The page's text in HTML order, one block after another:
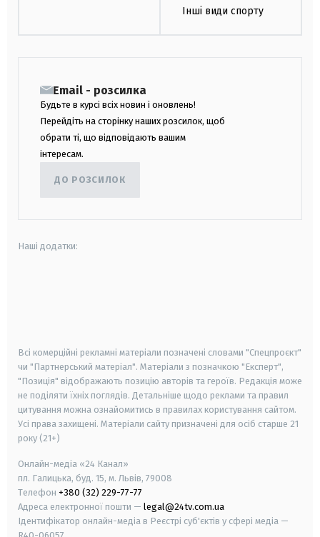
Інші види спорту
Email - розсилка
Будьте в курсі всіх новин і оновлень!
Перейдіть на сторінку наших розсилок, щоб
обрати ті, що відповідають вашим
інтересам.
ДО РОЗСИЛОК
Наші додатки:
Всі комерційні рекламні матеріали позначені словами "Спецпроєкт"
чи "Партнерський матеріал". Матеріали з позначкою "Експерт",
"Позиція" відображають позицію авторів та героїв. Редакція може
не поділяти їхніх поглядів. Детальніше щодо реклами та правил
цитування можна ознайомитись в правилах користування сайтом.
Усі права захищені. Матеріали сайту призначені для осіб старше 21
року (21+)
Онлайн-медіа «24 Канал»
пл. Галицька, буд. 15, м. Львів, 79008
Телефон +380 (32) 229-77-77
Адреса електронної пошти — legal@24tv.com.ua
Ідентифікатор онлайн-медіа в Реєстрі суб'єктів у сфері медіа —